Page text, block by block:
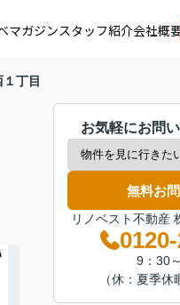
マガジンスタッフ紹介会社概
丁目
お気軽にお問
無料お
リノベスト不動産
9：30
（休：夏季休